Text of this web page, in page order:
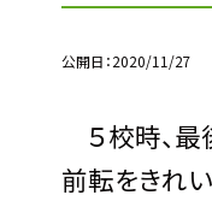
公開日 2020/11/27
５校時、最
前転をきれ